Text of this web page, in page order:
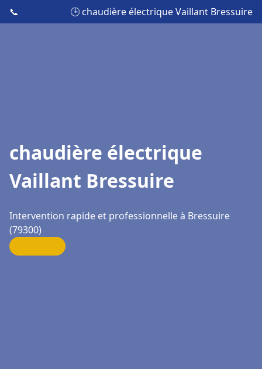
📞 🕒 chaudière électrique Vaillant Bressuire
chaudière électrique
Vaillant Bressuire
Intervention rapide et professionnelle à Bressuire
(79300)